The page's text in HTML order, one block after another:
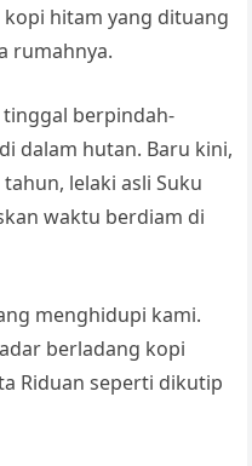
hitam yang dituang
rumahnya.
berpindah-
dalam hutan. Baru kini,
lelaki asli Suku
waktu berdiam di
menghidupi kami.
berladang kopi
Riduan seperti dikutip